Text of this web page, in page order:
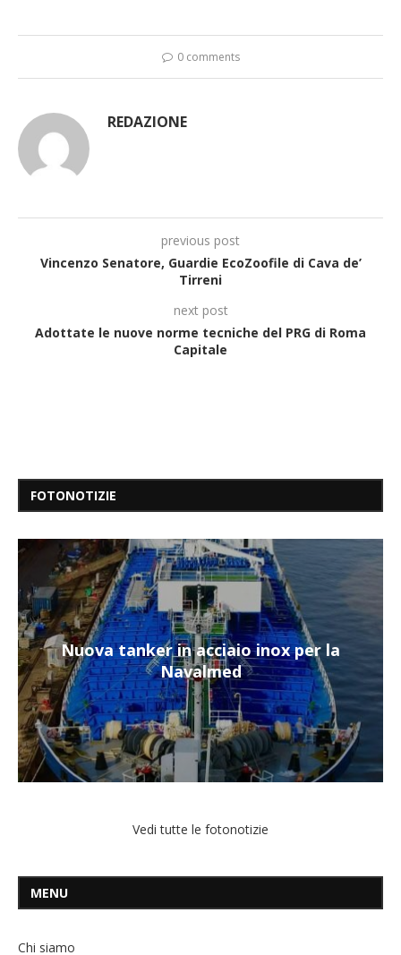
0 comments
REDAZIONE
previous post
Vincenzo Senatore, Guardie EcoZoofile di Cava de’
Tirreni
next post
Adottate le nuove norme tecniche del PRG di Roma
Capitale
FOTONOTIZIE
Nuova tanker in acciaio inox per la
Navalmed
Vedi tutte le fotonotizie
MENU
Chi siamo